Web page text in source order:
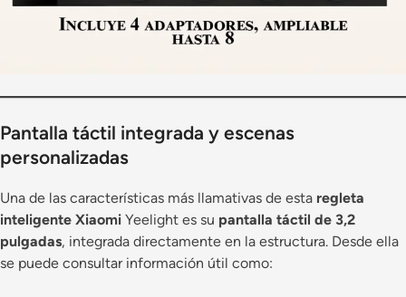
Pantalla táctil integrada y escenas
personalizadas
Una de las características más llamativas de esta regleta
inteligente Xiaomi Yeelight es su pantalla táctil de 3,2
pulgadas, integrada directamente en la estructura. Desde ella
se puede consultar información útil como: